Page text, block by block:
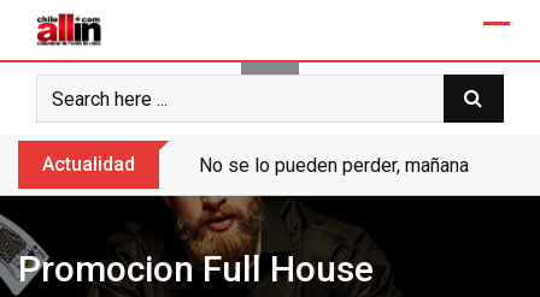
content
Actualidad No se lo pueden perder, mañana “Ases
Promocion Full House